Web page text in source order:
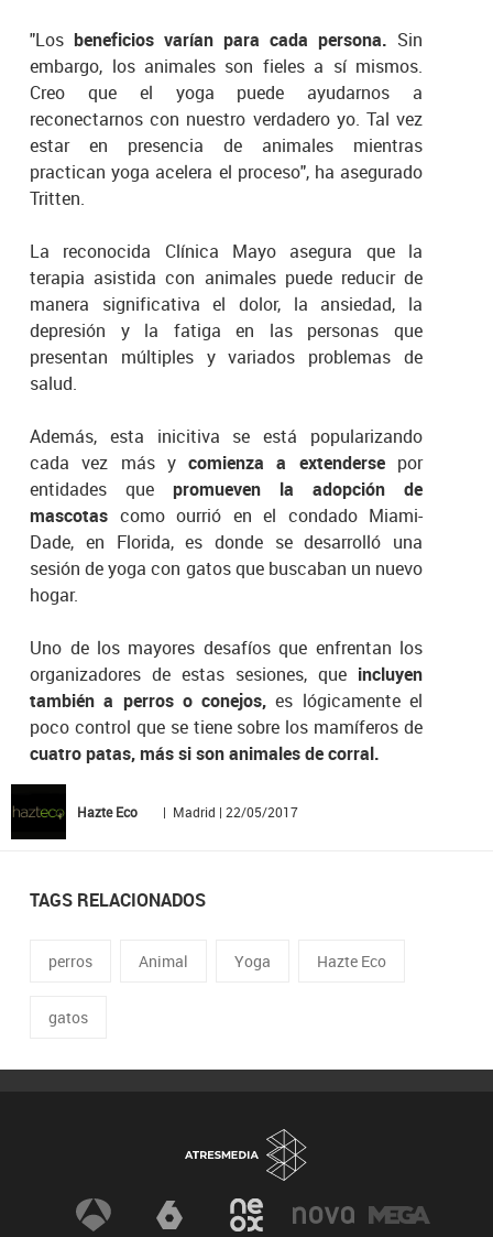
"Los beneficios varían para cada persona. Sin
embargo, los animales son fieles a sí mismos.
Creo que el yoga puede ayudarnos a
reconectarnos con nuestro verdadero yo. Tal vez
estar en presencia de animales mientras
practican yoga acelera el proceso", ha asegurado
Tritten.
La reconocida Clínica Mayo asegura que la
terapia asistida con animales puede reducir de
manera significativa el dolor, la ansiedad, la
depresión y la fatiga en las personas que
presentan múltiples y variados problemas de
salud.
Además, esta inicitiva se está popularizando
cada vez más ycomienza a extendersepor
entidades quepromueven la adopción de
mascotas como ourrió en el condado Miami-
Dade, en Florida, es donde se desarrolló una
sesión de yoga con gatos que buscaban un nuevo
hogar.
Uno de los mayores desafíos que enfrentan los
organizadores de estas sesiones, que incluyen
también a perros o conejos, es lógicamente el
poco control que se tiene sobre los mamíferos de
cuatro patas, más si son animales de corral.
Hazte Eco | Madrid | 22/05/2017
TAGS RELACIONADOS
perros Animal Yoga Hazte Eco
gatos